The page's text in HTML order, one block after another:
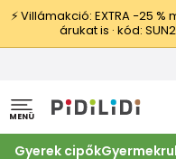
⚡ Villámakció: EXTRA −25
árukat is · kód:
MENÜ
Gyerek cipők